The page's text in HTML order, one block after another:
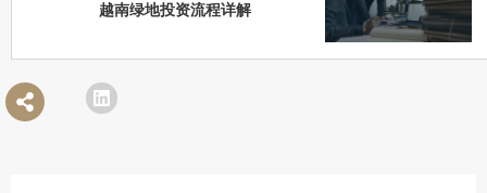
越南绿地投资流程详解